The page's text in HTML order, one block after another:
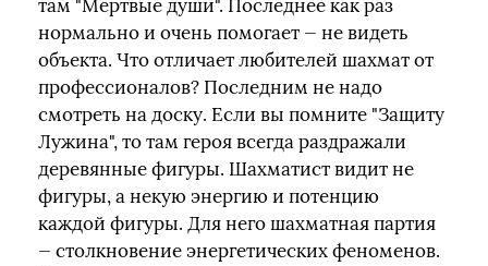
там "Мертвые души". Последнее как раз
нормально и очень помогает — не видеть
объекта. Что отличает любителей шахмат от
профессионалов? Последним не надо
смотреть на доску. Если вы помните "Защиту
Лужина", то там героя всегда раздражали
деревянные фигуры. Шахматист видит не
фигуры, а некую энергию и потенцию
каждой фигуры. Для него шахматная партия
— столкновение энергетических феноменов.